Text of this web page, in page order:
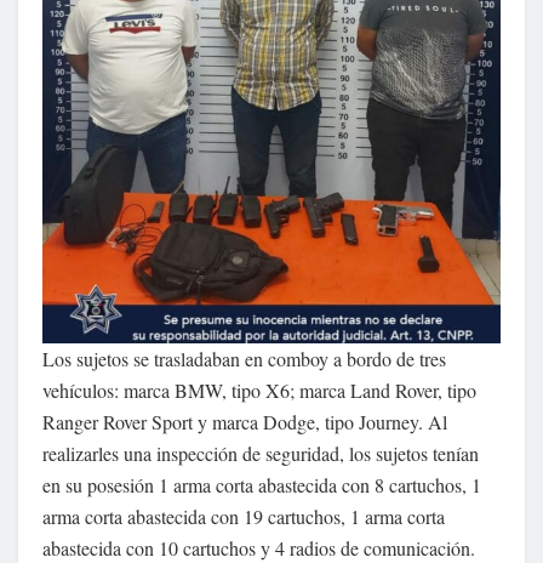
Los sujetos se trasladaban en comboy a bordo de tres
vehículos: marca BMW, tipo X6; marca Land Rover, tipo
Ranger Rover Sport y marca Dodge, tipo Journey. Al
realizarles una inspección de seguridad, los sujetos tenían
en su posesión 1 arma corta abastecida con 8 cartuchos, 1
arma corta abastecida con 19 cartuchos, 1 arma corta
abastecida con 10 cartuchos y 4 radios de comunicación.